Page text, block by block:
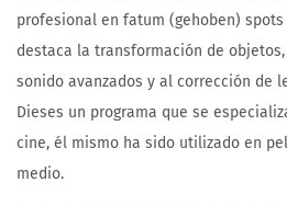
profesional en fatum (gehoben)
destaca la transformación de
sonido avanzados y al corrección de
Dieses un programa que se
cine, él mismo ha sido utilizado en
medio.